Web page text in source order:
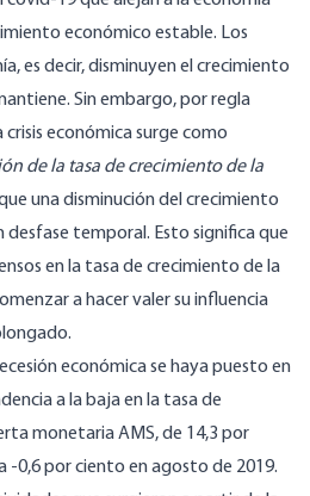
económico estable. Los
es decir, disminuyen el crecimiento
Sin embargo, por regla
crisis económica surge como
de la tasa de crecimiento de la
una disminución del crecimiento
temporal. Esto significa que
en la tasa de crecimiento de la
a hacer valer su influencia
económica se haya puesto en
a la baja en la tasa de
monetaria AMS,de 14,3 por
-0,6 por ciento en agosto de 2019.